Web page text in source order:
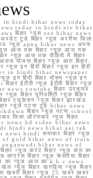
in hindi bihar news today
today in hindi etv bihar
बिहार न्यूस zee bihar news
टुडे बिहार न्यूज़ अररिया जिला
न्यूज़ apna bihar news अपना
न्यूज़ आज तक बिहार न्यूज़ आज तक
न्यूज़ आज तक वीडियो में बिहार
योजना बिहार न्यूज़ आरा बिहार
इन हिंदी बिहार न्यूज़ इन हिंदी
in hindi bihar newspaper
इन हिंदी बिहार मौसम न्यूज़ इन
ईटीवी न्यूज़ ईटीवी बिहार न्यूज़
news youtube बिहार उपचुनाव
बिहार यूनिवर्सिटी न्यूज़ बिहार
एजुकेशन न्यूज़ बिहार झारखंड
न्यूज़ पटना टुडे bihar news
बिहार न्यूज़ पटना school
जिला औरंगाबाद न्यूज़ बिहार
news hd video bihar news
hindi news bihar aaj tak
hindi समाचार बिहार न्यूज़
of gold bihar news of train
bihar news of
न्यूज़ करंट बिहार न्यूज़ कल का
कांग्रेस बिहार न्यूज़ केसरिया बिहार
का न्यूज़ आज का k b c news
न्यूज़ बिहार खगड़िया न्यूज़ बिहार
खबरी बिहार न्यूज़ 25 खबर खबर